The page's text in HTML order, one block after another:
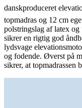
danskproduceret
topmadras og 12 cm
polstringslag af latex
sikrer en rigtig god
lydsvage
og fodende. Øverst på
sikrer, at topmadrassen